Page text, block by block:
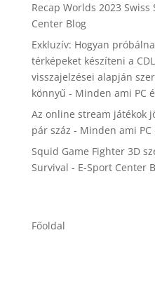
Recap Worlds 2023 Swiss
Center Blog
Exkluzív: Hogyan
térképeket készíteni a
visszajelzései alapján
könnyű - Minden ami PC
Az online stream játékok
pár száz - Minden ami PC
Squid Game Fighter 3D
Survival - E-Sport Center
Főoldal